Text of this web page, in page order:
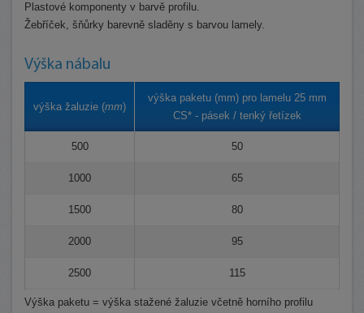
Plastové komponenty v barvě profilu.
Žebříček, šňůrky barevně sladěny s barvou lamely.
Výška nábalu
výška žaluzie (mm)
výška paketu (mm) pro lamelu 25 mm
CS* - pásek / tenký řetízek
500 50
1000 65
1500 80
2000 95
2500 115
Výška paketu = výška stažené žaluzie včetně horního profilu